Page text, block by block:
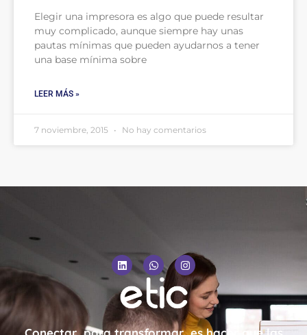
Elegir una impresora es algo que puede resultar
muy complicado, aunque siempre hay unas
pautas mínimas que pueden ayudarnos a tener
una base mínima sobre
LEER MÁS »
7 noviembre, 2015 No hay comentarios